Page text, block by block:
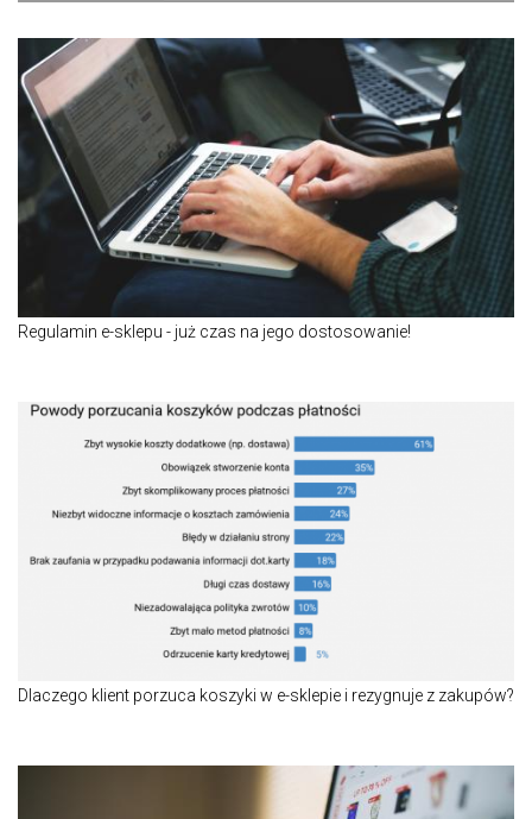
Regulamin e-sklepu - już czas na jego dostosowanie!
Dlaczego klient porzuca koszyki w e-sklepie i rezygnuje z zakupów?